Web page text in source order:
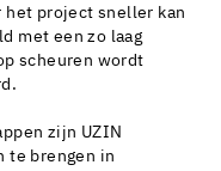
project sneller kan
met een zo laag
scheuren wordt
zijn UZIN
te brengen in